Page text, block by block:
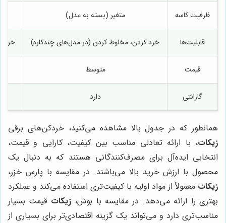
ظرفیت کاسه متغیر (بسته به مدل)
قابلیت‌ها خرد کردن، مخلوط کردن (در مدل‌های چندکاره) خرد
قیمت متوسط
گارانتی دارد
همانطور که در جدول بالا مشاهده می‌کنید، خردکن‌های برقی
زیکات، با ارائه تعادلی مناسب بین کیفیت، کارایی و قیمت،
انتخابی ایده‌آل برای مصرف‌کنندگانی هستند که به دنبال یک
محصول با ارزش خرید بالا می‌باشند. در مقایسه با پارس خزر،
زیکات معمولاً از مواد اولیه با کیفیت‌تری استفاده می‌کند و عملکرد
بهتری را ارائه می‌دهد. در مقایسه با بوش،زیکات قیمت بسیار
مناسب‌تری دارد و می‌تواند یک گزینه اقتصادی‌تر برای بسیاری از